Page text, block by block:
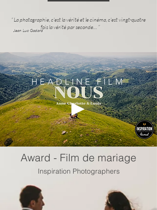
“ La photographie, c'est la vérité et le cinéma, c'est vingt-quatre
fois la vérité par seconde… ”
Jean Luc Godard
HEADLINE FILM
Award - Film de mariage
Inspiration Photographers